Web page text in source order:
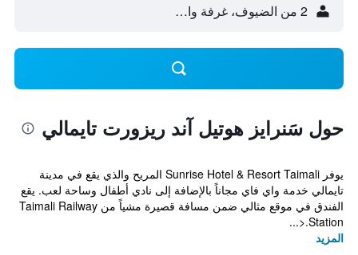
2 من الضيوف، غرفة واحدة
حول سَنرايز هوتيل آند ريزورت تايمالي
يوفر Sunrise Hotel & Resort Taimali المريح والذي يقع في مدينة
تايمالي خدمة واي فاي مجاناً بالإضافة إلى نادي أطفال وساحة لعب. يقع
الفندق في موقع مثالي ضمن مسافة قصيرة مشياً من Taimali Railway
Station.<...
المزيد